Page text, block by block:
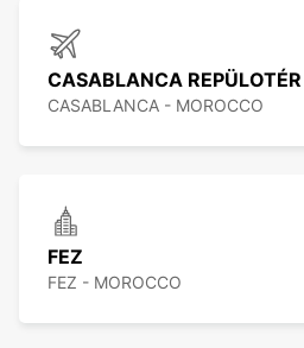
CASABLANCA REPÜLOTÉR
CASABLANCA - MOROCCO
FEZ
FEZ - MOROCCO